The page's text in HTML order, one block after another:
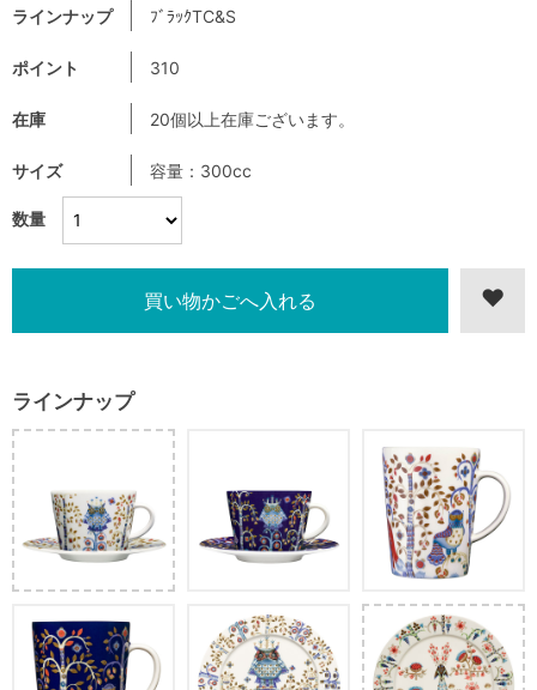
数量
ラインナップ ﾌﾞﾗｯｸTC&S
ポイント 310
在庫 20個以上在庫ございます。
サイズ 容量：300cc
ラインナップ